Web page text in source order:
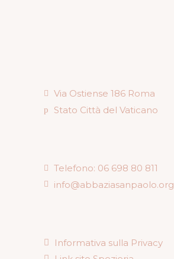
Via Ostiense 186 Roma
Stato Città del Vaticano
Telefono: 06 698 80 811
info@abbaziasanpaolo.org
Informativa sulla Privacy